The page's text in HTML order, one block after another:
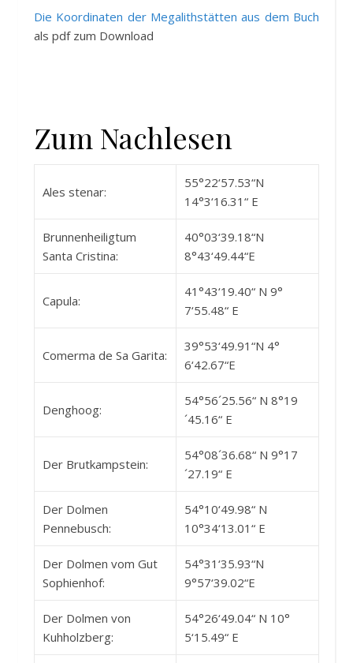
Die Koordinaten der Megalithstätten aus dem Buch
als pdf zum Download
Zum Nachlesen
Ales stenar:
55°22‘57.53“N
14°3‘16.31“ E
Brunnenheiligtum
Santa Cristina:
40°03‘39.18“N
8°43‘49.44“E
Capula:
41°43‘19.40“ N 9°
7‘55.48“ E
Comerma de Sa Garita:
39°53‘49.91“N 4°
6‘42.67“E
Denghoog:
54°56´25.56“ N 8°19
´45.16“ E
Der Brutkampstein:
54°08´36.68“ N 9°17
´27.19“ E
Der Dolmen
Pennebusch:
54°10‘49.98“ N
10°34‘13.01“ E
Der Dolmen vom Gut
Sophienhof:
54°31‘35.93“N
9°57‘39.02“E
Der Dolmen von
Kuhholzberg:
54°26‘49.04“ N 10°
5‘15.49“ E